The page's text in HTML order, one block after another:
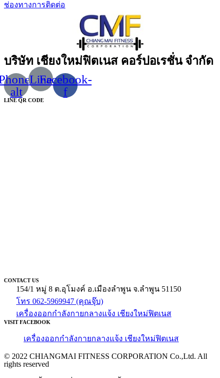
ช่องทางการติดต่อ
บริษัท เชียงใหม่ฟิตเนส คอร์ปอเรชั่น จำกัด
alt
Line
Facebook-
f
LINE QR CODE
CONTACT US
154/1 หมู่ 8 ต.อุโมงค์ อ.เมืองลำพูน จ.ลำพูน 51150
โทร 062-5969947 (คุณจุ๊บ)
เครื่องออกกำลังกายกลางแจ้ง เชียงใหม่ฟิตเนส
VISIT FACEBOOK
เครื่องออกกำลังกายกลางแจ้ง เชียงใหม่ฟิตเนส
© 2022 CHIANGMAI FITNESS CORPORATION Co.,Ltd. All
rights reserved